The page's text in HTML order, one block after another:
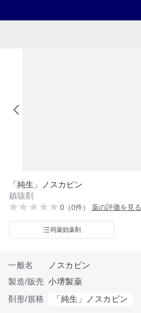
「純生」ノスカピン
鎮咳剤
0（0件） 薬の評価を見る
同薬効薬剤
一般名
ノスカピン
製造/販売 小堺製薬
剤形/規格
「純生」ノスカピン